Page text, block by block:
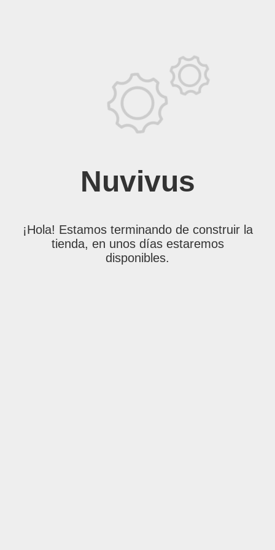
Nuvivus
¡Hola! Estamos terminando de construir la
tienda, en unos días estaremos
disponibles.